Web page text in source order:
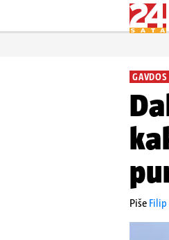
GAVDOS
Piše Filip